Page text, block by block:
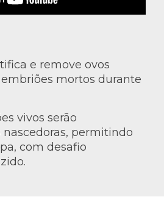
e remove ovos
mortos durante
vivos serão
permitindo
com desafio